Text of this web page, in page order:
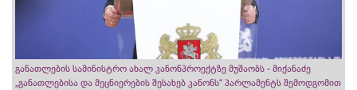
განათლების სამინისტრო ახალ კანონპროექტზე მუშაობს - მიქანაძე
„განათლებისა და მეცნიერების შესახებ კანონს“ პარლამენტს შემოდგომით